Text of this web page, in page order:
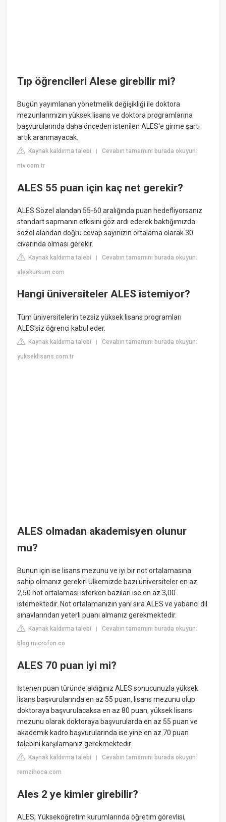
Tıp öğrencileri Alese girebilir mi?
Bugün yayımlanan yönetmelik değişikliği ile doktora
mezunlarımızın yüksek lisans ve doktora programlarına
başvurularında daha önceden istenilen ALES'e girme şartı
artık aranmayacak.
Kaynak kaldırma talebi |Cevabın tamamını burada okuyun:
ntv.com.tr
ALES 55 puan için kaç net gerekir?
ALES Sözel alandan 55-60 aralığında puan hedefliyorsanız
standart sapmanın etkisini göz ardı ederek baktığımızda
sözel alandan doğru cevap sayınızın ortalama olarak 30
civarında olması gerekir.
Kaynak kaldırma talebi |Cevabın tamamını burada okuyun:
aleskursum.com
Hangi üniversiteler ALES istemiyor?
Tüm üniversitelerin tezsiz yüksek lisans programları
ALES'siz öğrenci kabul eder.
Kaynak kaldırma talebi |Cevabın tamamını burada okuyun:
yukseklisans.com.tr
ALES olmadan akademisyen olunur
mu?
Bunun için ise lisans mezunu ve iyi bir not ortalamasına
sahip olmanız gerekir! Ülkemizde bazı üniversiteler en az
2,50 not ortalaması isterken bazıları ise en az 3,00
istemektedir. Not ortalamanızın yanı sıra ALES ve yabancı dil
sınavlarından yeterli puanı almanız gerekmektedir.
Kaynak kaldırma talebi |Cevabın tamamını burada okuyun:
blog.microfon.co
ALES 70 puan iyi mi?
İstenen puan türünde aldığınız ALES sonucunuzla yüksek
lisans başvurularında en az 55 puan, lisans mezunu olup
doktoraya başvurulacaksa en az 80 puan, yüksek lisans
mezunu olarak doktoraya başvurularda en az 55 puan ve
akademik kadro başvurularında ise yine en az 70 puan
talebini karşılamanız gerekmektedir.
Kaynak kaldırma talebi |Cevabın tamamını burada okuyun:
remzihoca.com
Ales 2 ye kimler girebilir?
ALES, Yükseköğretim kurumlarında öğretim görevlisi,